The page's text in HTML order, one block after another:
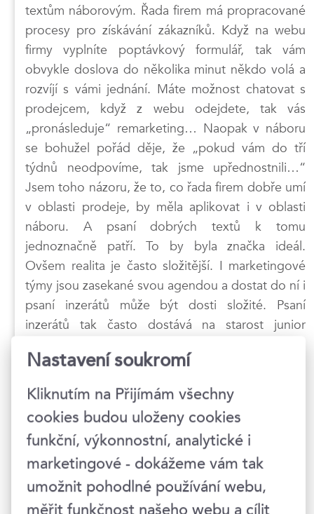
textům náborovým. Řada firem má propracované
procesy pro získávání zákazníků. Když na webu
firmy vyplníte poptávkový formulář, tak vám
obvykle doslova do několika minut někdo volá a
rozvíjí s vámi jednání. Máte možnost chatovat s
prodejcem, když z webu odejdete, tak vás
„pronásleduje“ remarketing… Naopak v náboru
se bohužel pořád děje, že „pokud vám do tří
týdnů neodpovíme, tak jsme upřednostnili…“
Jsem toho názoru, že to, co řada firem dobře umí
v oblasti prodeje, by měla aplikovat i v oblasti
náboru. A psaní dobrých textů k tomu
jednoznačně patří. To by byla značka ideál.
Ovšem realita je často složitější. I marketingové
týmy jsou zasekané svou agendou a dostat do ní i
psaní inzerátů může být dosti složité. Psaní
inzerátů tak často dostává na starost junior
šablony a k tomu má myriádu dalších úkolů.
Napsat dobrý inzerát je práce na X hodin, není to
něco, co zvládnete v pauze mezi pohovory.
Náboráři také často „trpí“ tím, že jim v e-mailu
přistanou požadavky od manažera, který velmi
zhruba v bodech popsal, koho by chtěl najít, a z
toho se pak snaží „sesmolit“ inzerát. Samozřejmě
lze namítnout, že náborář i manažer by měli mít
Nastavení soukromí
Kliknutím na Přijímám všechny
cookies budou uloženy cookies
funkční, výkonnostní, analytické i
marketingové - dokážeme vám tak
umožnit pohodlné používání webu,
měřit funkčnost našeho webu a cílit